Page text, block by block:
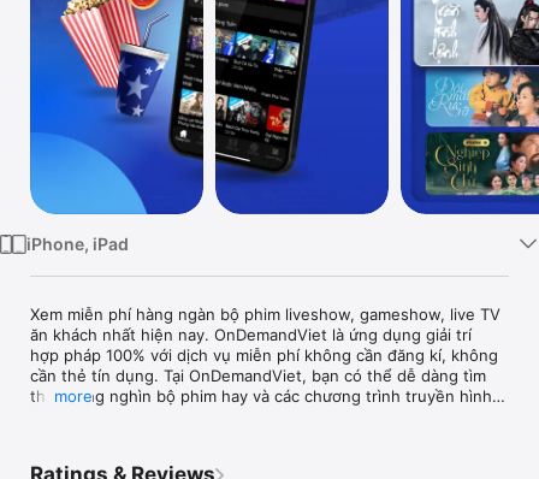
iPhone, iPad
Xem miễn phí hàng ngàn bộ phim liveshow, gameshow, live TV
ăn khách nhất hiện nay. OnDemandViet là ứng dụng giải trí
hợp pháp 100% với dịch vụ miễn phí không cần đăng kí, không
cần thẻ tín dụng. Tại OnDemandViet, bạn có thể dễ dàng tìm
thấy hàng nghìn bộ phim hay và các chương trình truyền hình
more
Ratings & Reviews